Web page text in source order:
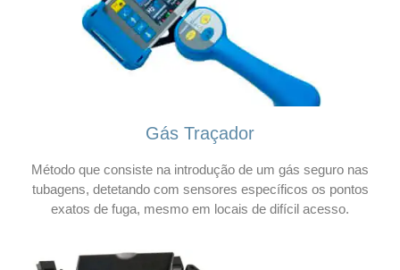
Gás Traçador
Método que consiste na introdução de um gás seguro nas
tubagens, detetando com sensores específicos os pontos
exatos de fuga, mesmo em locais de difícil acesso.